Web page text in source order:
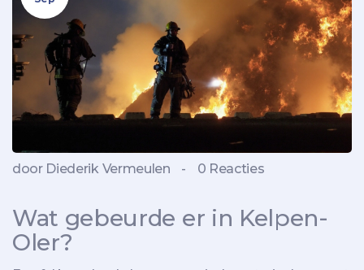
door Diederik Vermeulen - 0 Reacties
Wat gebeurde er in Kelpen-
Oler?